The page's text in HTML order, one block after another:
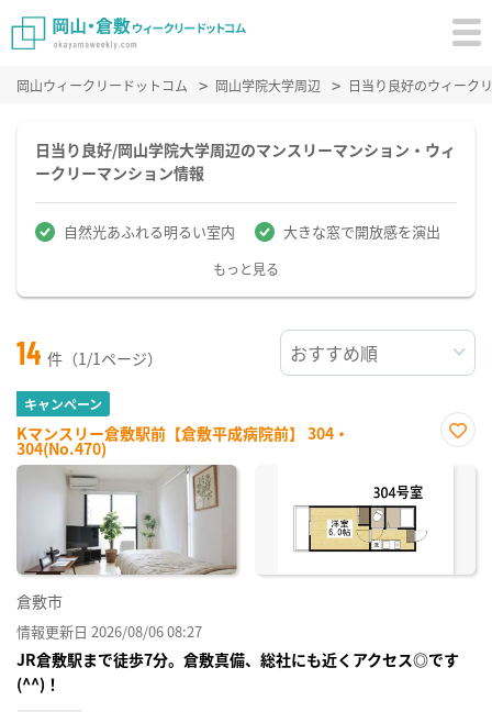
岡山ウィークリードットコム 岡山学院大学周辺 日当り良好のウィーク
日当り良好/岡山学院大学周辺のマンスリーマンション・ウィ
ークリーマンション情報
自然光あふれる明るい室内 大きな窓で開放感を演出
もっと見る
14 件（1/1ページ）
キャンペーン
Kマンスリー倉敷駅前【倉敷平成病院前】 304・
304(No.470)
に入
倉敷市
情報更新日 2026/08/06 08:27
JR倉敷駅まで徒歩7分。倉敷真備、総社にも近くアクセス◎です
(^^)！